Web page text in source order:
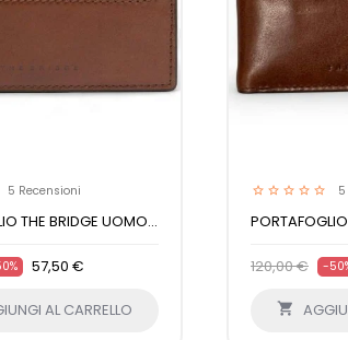
5 Recensioni
THE BRIDGE UOMO...
57,50 €
AL CARRELLO
5
120,00 € -
